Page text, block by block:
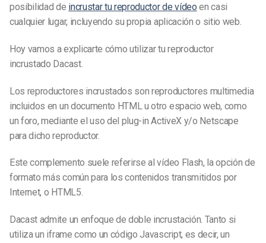
posibilidad de incrustar tu reproductor de vídeo en casi
cualquier lugar, incluyendo su propia aplicación o sitio web.
Hoy vamos a explicarte cómo utilizar tu reproductor
incrustado Dacast.
Los reproductores incrustados son reproductores multimedia
incluidos en un documento HTML u otro espacio web, como
un foro, mediante el uso del plug-in ActiveX y/o Netscape
para dicho reproductor.
Este complemento suele referirse al vídeo Flash, la opción de
formato más común para los contenidos transmitidos por
Internet, o HTML5.
Dacast admite un enfoque de doble incrustación. Tanto si
utiliza un iframe como un código Javascript, es decir, un